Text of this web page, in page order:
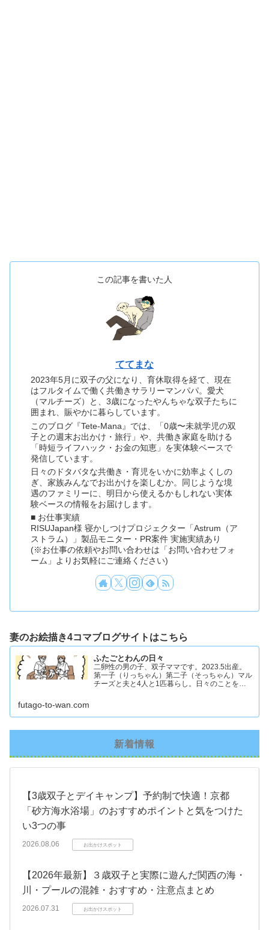
この記事を書いた人
ててまな
2023年5月に双子の父になり、育休取得を経て、現在
はフルタイムで働く共働きサラリーマンパパ。愛犬
（マルチーズ）と、3歳になったやんちゃな双子たちに
囲まれ、賑やかに暮らしています。
このブログ『Tete-Mana』では、「0歳〜未就学児の双
子との週末お出かけ・旅行」や、共働き家庭を助ける
「時短ライフハック・お金の知恵」を実体験ベースで
発信しています。
日々のドタバタな共働き・育児をいかに効率よくしの
ぎ、家族みんなでお出かけを楽しむか。同じような境
遇のファミリーに、明日から使えるかもしれない実体
験ベースの情報をお届けします。
■ お仕事実績
RISUJapan様 寝かしつけプロジェクター「Astrum（ア
ストラム）」製品モニター・PR案件 実施実績あり
(※お仕事の依頼やお問い合わせは「お問い合わせフォ
ーム」よりお気軽にご連絡ください)
妻のお絵描き4コマブログサイトはこちら
ふたごとわんの日々
二卵性の男の子、双子ママです。2023.5出産。
第一子（りっちゃん）第二子（そっちゃん）マル
チーズと夫と4人と1匹暮らし。日々のことを忘
futago-to-wan.com
新着情報
【3歳双子とデイキャンプ】予約制で快適！京都
「砂方海水浴場」のおすすめポイントと気をつけた
い3つの事
2026.08.06 お出かけスポット
【2026年最新】３歳双子と実際に遊んだ関西の海・
川・プールの混雑・おすすめ・注意点まとめ
2026.07.31 お出かけスポット